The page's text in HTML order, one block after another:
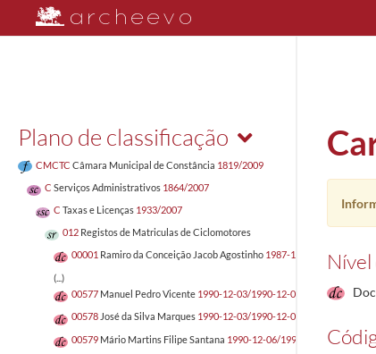
Plano de classificação
CMCTC Câmara Municipal de Constância 1819/2009
C Serviços Administrativos 1864/2007
C Taxas e Licenças 1933/2007
012 Registos de Matriculas de Ciclomotores
00001 Ramiro da Conceição Jacob Agostinho 1987-12-14/1987-12-21
(...)
00577 Manuel Pedro Vicente 1990-12-03/1990-12-03
00578 José da Silva Marques 1990-12-03/1990-12-03
00579 Mário Martins Filipe Santana 1990-12-06/1990-12-06
Nível